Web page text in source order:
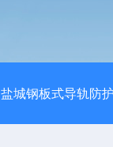
盐城钢板式导轨防